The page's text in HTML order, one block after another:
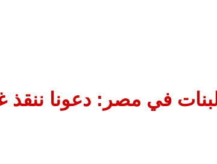
في مصر: دعونا ننقذ